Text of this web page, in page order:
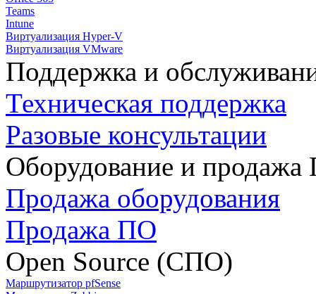
Teams
Intune
Виртуализация Hyper-V
Виртуализация VMware
Поддержка и
Техническая поддержка
Разовые консультации
Оборудование и
Продажа оборудования
Продажа ПО
Open Source (СПО)
Маршрутизатор pfSense